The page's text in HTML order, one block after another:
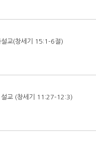
교(창세기 15:1-6절)
설교 (창세기 11:27-12:3)